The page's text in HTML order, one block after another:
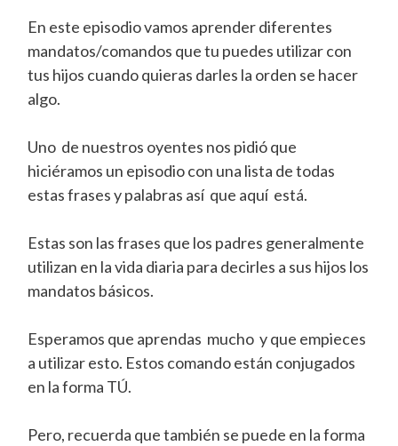
En este episodio vamos aprender diferentes
mandatos/comandos que tu puedes utilizar con
tus hijos cuando quieras darles la orden se hacer
algo.
Uno de nuestros oyentes nos pidió que
hiciéramos un episodio con una lista de todas
estas frases y palabras así que aquí está.
Estas son las frases que los padres generalmente
utilizan en la vida diaria para decirles a sus hijos los
mandatos básicos.
Esperamos que aprendas mucho y que empieces
a utilizar esto. Estos comando están conjugados
en la forma TÚ.
Pero, recuerda que también se puede en la forma